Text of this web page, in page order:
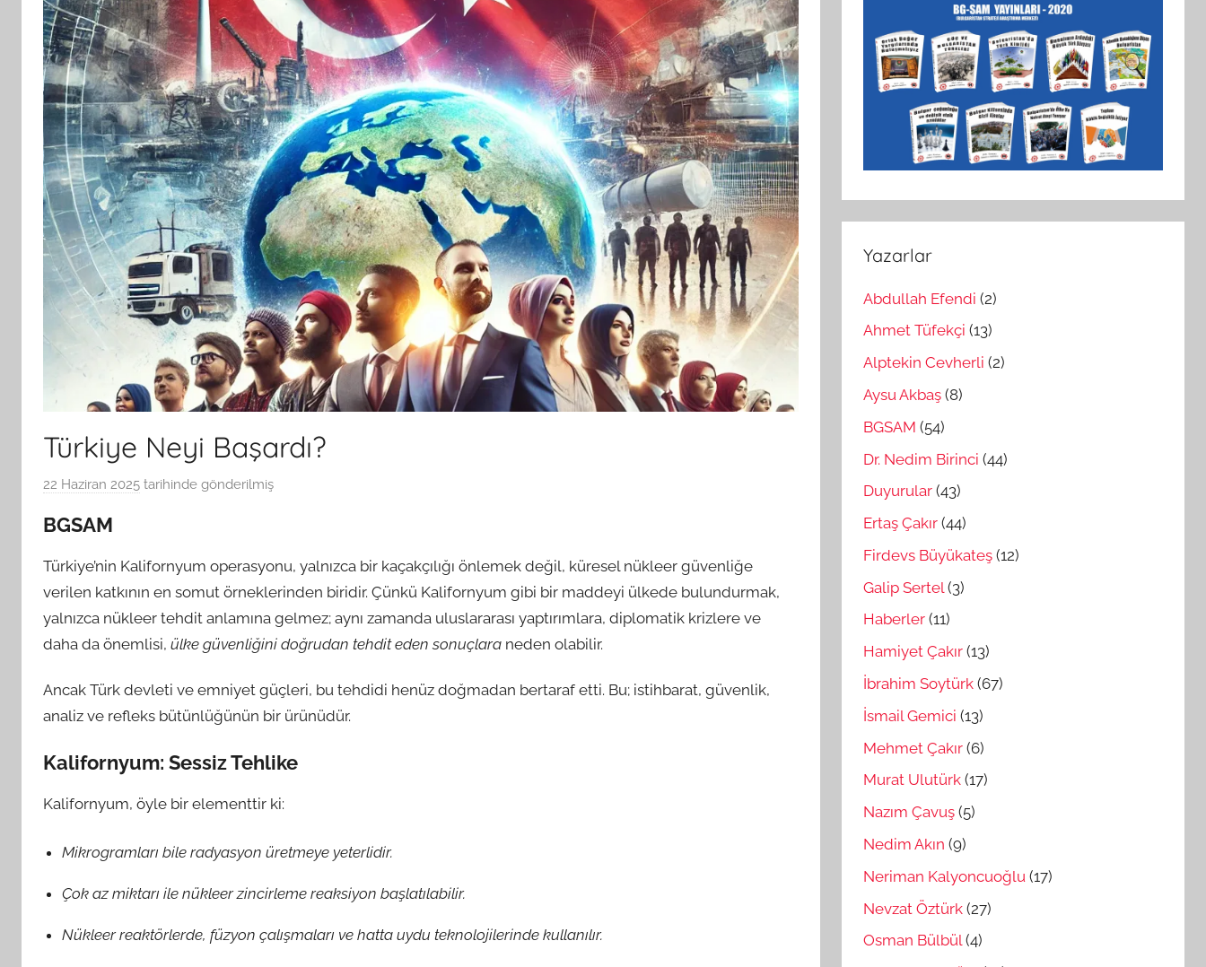
Türkiye Neyi Başardı?
22 Haziran 2025 tarihinde gönderilmiş
t
a
r
f
ı
d
n
BGSAM
Türkiye’nin Kalifornyum operasyonu, yalnızca bir kaçakçılığı önlemek değil, küresel nükleer güvenliğe
verilen katkının en somut örneklerinden biridir. Çünkü Kalifornyum gibi bir maddeyi ülkede bulundurmak,
yalnızca nükleer tehdit anlamına gelmez; aynı zamanda uluslararası yaptırımlara, diplomatik krizlere ve
daha da önemlisi, ülke güvenliğini doğrudan tehdit eden sonuçlara neden olabilir.
Ancak Türk devleti ve emniyet güçleri, bu tehdidi henüz doğmadan bertaraf etti. Bu; istihbarat, güvenlik,
analiz ve refleks bütünlüğünün bir ürünüdür.
Kalifornyum: Sessiz Tehlike
Kalifornyum, öyle bir elementtir ki:
Mikrogramları bile radyasyon üretmeye yeterlidir.
Çok az miktarı ile nükleer zincirleme reaksiyon başlatılabilir.
Nükleer reaktörlerde, füzyon çalışmaları ve hatta uydu teknolojilerinde kullanılır.
Yazarlar
Abdullah Efendi (2)
Ahmet Tüfekçi (13)
Alptekin Cevherli (2)
Aysu Akbaş (8)
BGSAM (54)
Dr. Nedim Birinci (44)
Duyurular (43)
Ertaş Çakır (44)
Firdevs Büyükateş (12)
Galip Sertel (3)
Haberler (11)
Hamiyet Çakır (13)
İbrahim Soytürk (67)
İsmail Gemici (13)
Mehmet Çakır (6)
Murat Ulutürk (17)
Nazım Çavuş (5)
Nedim Akın (9)
Neriman Kalyoncuoğlu (17)
Nevzat Öztürk (27)
Osman Bülbül(4)